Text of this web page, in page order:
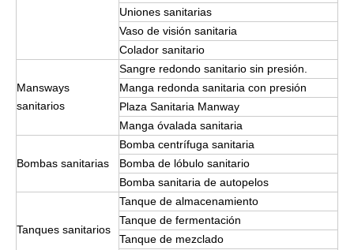
Uniones sanitarias
Vaso de visión sanitaria
Colador sanitario
Mansways
sanitarios
Sangre redondo sanitario sin presión.
Manga redonda sanitaria con presión
Plaza Sanitaria Manway
Manga óvalada sanitaria
Bombas sanitarias
Bomba centrífuga sanitaria
Bomba de lóbulo sanitario
Bomba sanitaria de autopelos
Tanques sanitarios
Tanque de almacenamiento
Tanque de fermentación
Tanque de mezclado